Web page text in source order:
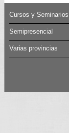
Cursos y Seminarios
Semipresencial
Varias provincias